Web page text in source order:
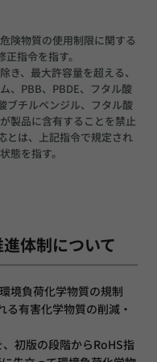
険物質の使用制限に関する
指令を指す。
き、最大許容量を超える、
、PBB、PBDE、フタル酸
ブチルベンジル、フタル酸
製品に含有することを禁止
とは、上記指令で規定され
態を指す。
体制について
境負荷化学物質の規制
有害化学物質の削減・
初版の段階からRoHS指